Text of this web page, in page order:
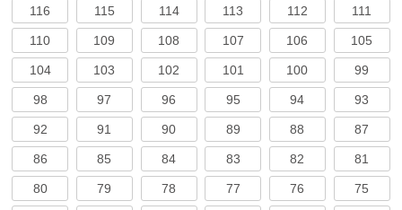
116 115 114 113 112 111
110 109 108 107 106 105
104 103 102 101 100 99
98 97 96 95 94 93
92 91 90 89 88 87
86 85 84 83 82 81
80 79 78 77 76 75